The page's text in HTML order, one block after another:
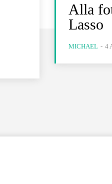
Alla
Lasso
MICHAEL - 4